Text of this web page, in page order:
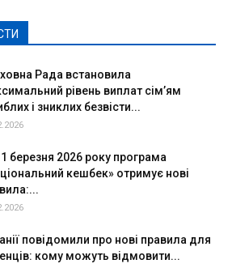
Рада встановила
рівень виплат сім’ям
і зниклих безвісти...
1 березня 2026 року програма
кешбек» отримує нові
повідомили про нові правила для
кому можуть відмовити...